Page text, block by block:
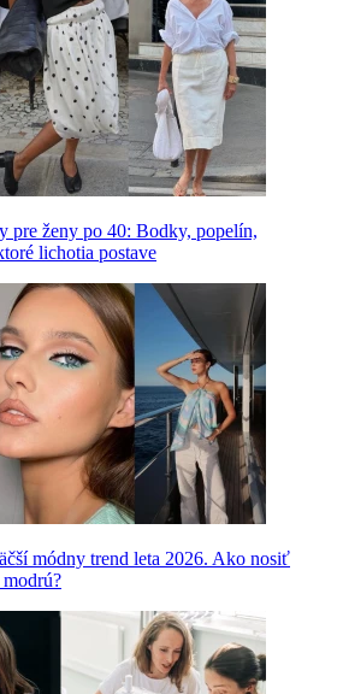
pre ženy po 40: Bodky, popelín,
lichotia postave
módny trend leta 2026. Ako nosiť